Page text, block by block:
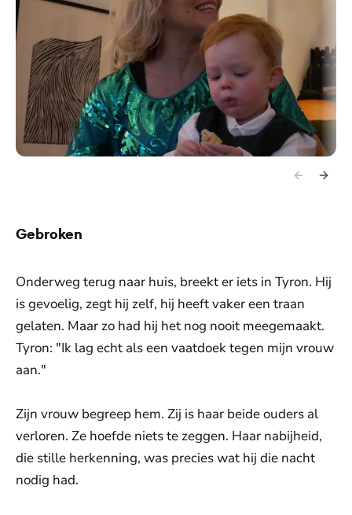
Gebroken
Onderweg terug naar huis, breekt er iets in Tyron. Hij
is gevoelig, zegt hij zelf, hij heeft vaker een traan
gelaten. Maar zo had hij het nog nooit meegemaakt.
Tyron: "Ik lag echt als een vaatdoek tegen mijn vrouw
aan."
Zijn vrouw begreep hem. Zij is haar beide ouders al
verloren. Ze hoefde niets te zeggen. Haar nabijheid,
die stille herkenning, was precies wat hij die nacht
nodig had.